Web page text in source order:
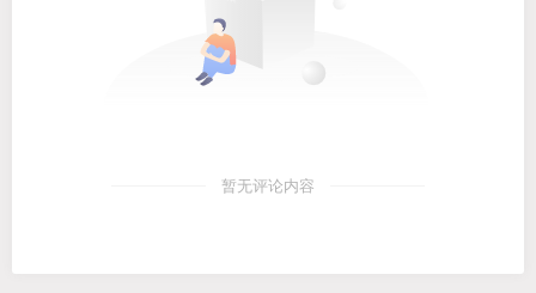
暂无评论内容